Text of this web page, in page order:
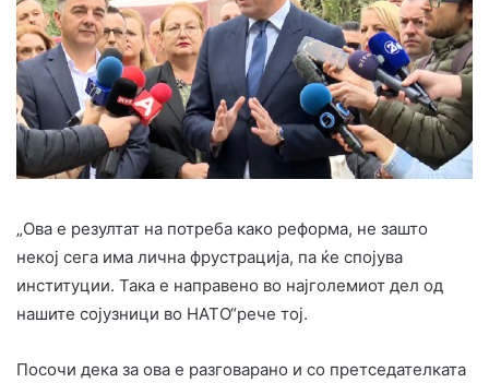
„Ова е резултат на потреба како реформа, не зашто
некој сега има лична фрустрација, па ќе спојува
институции. Така е направено во најголемиот дел од
нашите сојузници во НАТО“рече тој.
Посочи дека за ова е разговарано и со претседателката